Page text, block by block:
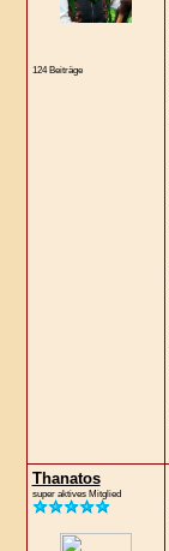
124 Beiträge
Thanatos
super aktives Mitglied